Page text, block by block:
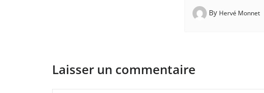
By Hervé Monnet
Laisser un commentaire